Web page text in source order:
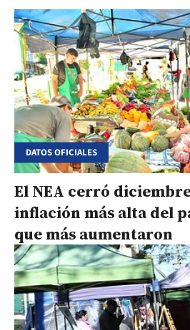
DATOS OFICIALES
El NEA cerró
inflación más alta del
que más aumentaron